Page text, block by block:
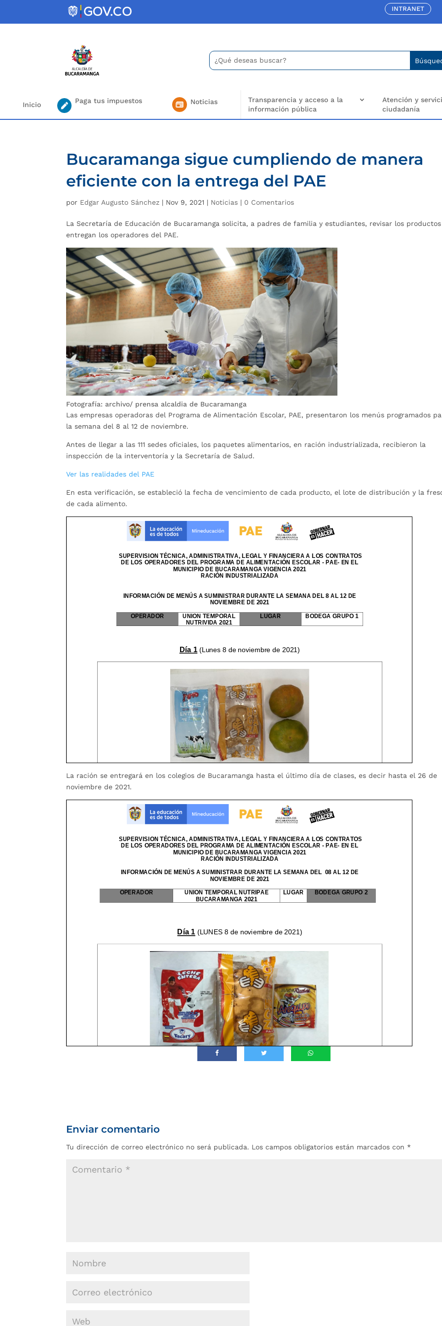
INTRANET
Buscar:
Search
for...
Inicio Paga tus impuestos Noticias
Transparencia y acceso a la
información pública
Atención y
ciudadanía
Bucaramanga sigue cumpliendo de manera
eficiente con la entrega del PAE
por Edgar Augusto Sánchez | Nov 9, 2021 | Noticias | 0 Comentarios
La Secretaría de Educación de Bucaramanga solicita, a padres de familia y estudiantes, revisar los
entregan los operadores del PAE.
Fotografía: archivo/ prensa alcaldia de Bucaramanga
Las empresas operadoras del Programa de Alimentación Escolar, PAE, presentaron los menús programados
la semana del 8 al 12 de noviembre.
Antes de llegar a las 111 sedes oficiales, los paquetes alimentarios, en ración industrializada, recibieron la
inspección de la interventoría y la Secretaría de Salud.
Ver las realidades del PAE
En esta verificación, se estableció la fecha de vencimiento de cada producto, el lote de distribución y la
de cada alimento.
La ración se entregará en los colegios de Bucaramanga hasta el último día de clases, es decir hasta el 26 de
noviembre de 2021.
Enviar comentario
Tu dirección de correo electrónico no será publicada. Los campos obligatorios están marcados con *